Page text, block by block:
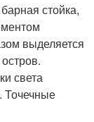
стойка,
выделяется
света
Точечные